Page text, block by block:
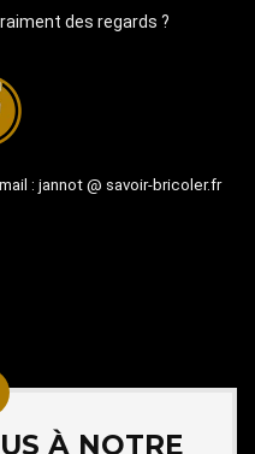
des regards ?
: jannot @ savoir-bricoler.fr
À NOTRE